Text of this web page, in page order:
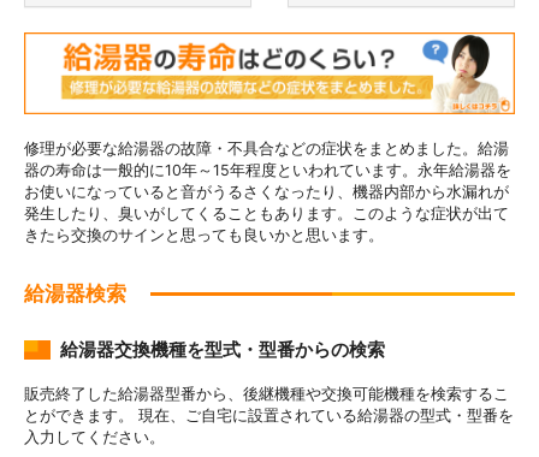
修理が必要な給湯器の故障・不具合などの症状をまとめました。給湯
器の寿命は一般的に10年～15年程度といわれています。永年給湯器を
お使いになっていると音がうるさくなったり、機器内部から水漏れが
発生したり、臭いがしてくることもあります。このような症状が出て
きたら交換のサインと思っても良いかと思います。
給湯器検索
給湯器交換機種を型式・型番からの検索
販売終了した給湯器型番から、後継機種や交換可能機種を検索するこ
とができます。 現在、ご自宅に設置されている給湯器の型式・型番を
入力してください。